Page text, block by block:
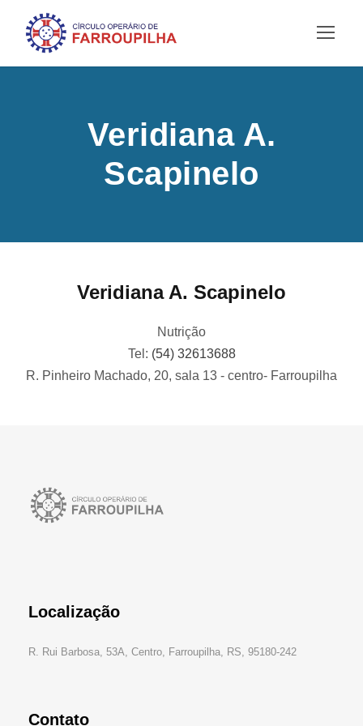
Veridiana A.
Scapinelo
Veridiana A. Scapinelo
Nutrição
Tel: (54) 32613688
R. Pinheiro Machado, 20, sala 13 - centro- Farroupilha
Localização
R. Rui Barbosa, 53A, Centro, Farroupilha, RS, 95180-242
Contato